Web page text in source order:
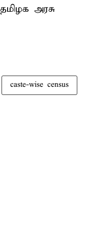
அரசு
caste-wise census